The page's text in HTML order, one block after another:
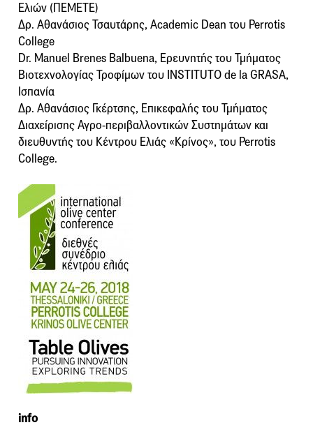
Ελιών (ΠΕΜΕΤΕ)
Δρ. Αθανάσιος Τσαυτάρης, Academic Dean του Perrotis
College
Dr. Manuel Brenes Balbuena, Ερευνητής του Τμήματος
Βιοτεχνολογίας Τροφίμων του INSTITUTO de la GRASA,
Ισπανία
Δρ. Αθανάσιος Γκέρτσης, Επικεφαλής του Τμήματος
Διαχείρισης Αγρο-περιβαλλοντικών Συστημάτων και
διευθυντής του Κέντρου Ελιάς «Κρίνος», του Perrotis
College.
info